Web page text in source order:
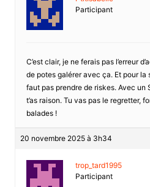
Participant
C’est clair, je ne ferais pas l’erreur
de potes galérer avec ça. Et pour la
faut pas prendre de riskes. Avec un
t’as raison. Tu vas pas le regretter,
balades !
20 novembre 2025 à 3h34
trop_tard1995
Participant